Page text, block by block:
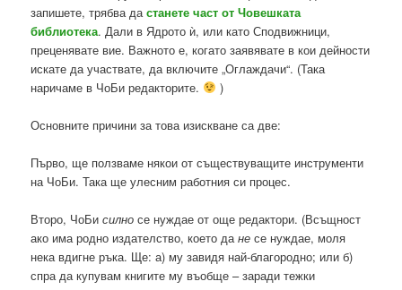
запишете, трябва дастанете част от Човешката
библиотека. Дали в Ядрото ѝ, или като Сподвижници,
преценявате вие. Важното е, когато заявявате в кои дейности
искате да участвате, да включите „Оглаждачи“. (Така
наричаме в ЧоБи редакторите.
)
Основните причини за това изискване са две:
Първо, ще ползваме някои от съществуващите инструменти
на ЧоБи. Така ще улесним работния си процес.
Второ, ЧоБисилносе нуждае от още редактори. (Всъщност
ако има родно издателство, което дане се нуждае, моля
нека вдигне ръка. Ще: а) му завидя най-благородно; или б)
спра да купувам книгите му въобще – заради тежки